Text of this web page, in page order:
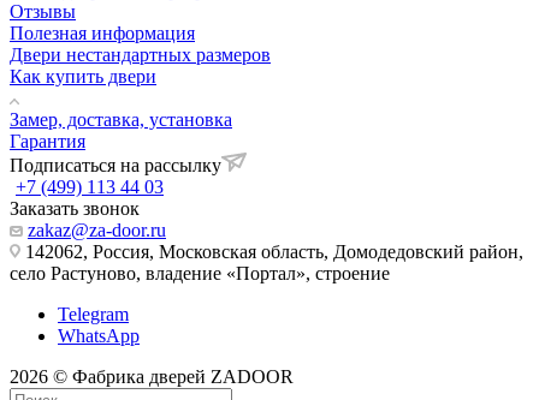
Отзывы
Полезная информация
Двери нестандартных размеров
Как купить двери
Замер, доставка, установка
Гарантия
Подписаться на рассылку
+7 (499) 113 44 03
Заказать звонок
zakaz@za-door.ru
142062, Россия, Московская область, Домодедовский район,
село Растуново, владение «Портал», строение
Telegram
WhatsApp
2026 © Фабрика дверей ZADOOR